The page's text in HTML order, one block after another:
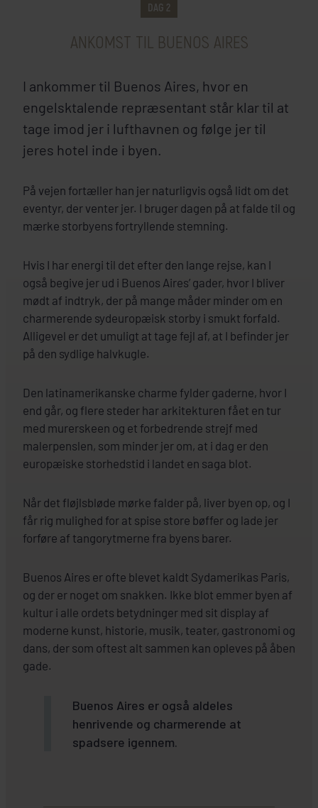
Hotel Pulitzer Buenos Aires
DAG 2
ANKOMST TIL BUENOS AIRES
I ankommer til Buenos Aires, hvor en
engelsktalende repræsentant står klar til at
tage imod jer i lufthavnen og følge jer til
jeres hotel inde i byen.
På vejen fortæller han jer naturligvis også lidt om det
eventyr, der venter jer. I bruger dagen på at falde til og
mærke storbyens fortryllende stemning.
Hvis I har energi til det efter den lange rejse, kan I
også begive jer ud i Buenos Aires’ gader, hvor I bliver
mødt af indtryk, der på mange måder minder om en
charmerende sydeuropæisk storby i smukt forfald.
Alligevel er det umuligt at tage fejl af, at I befinder jer
på den sydlige halvkugle.
Den latinamerikanske charme fylder gaderne, hvor I
end går, og flere steder har arkitekturen fået en tur
med murerskeen og et forbedrende strejf med
malerpenslen, som minder jer om, at i dag er den
europæiske storhedstid i landet en saga blot.
Når det fløjlsbløde mørke falder på, liver byen op, og I
får rig mulighed for at spise store bøffer og lade jer
forføre af tangorytmerne fra byens barer.
Buenos Aires er ofte blevet kaldt Sydamerikas Paris,
og der er noget om snakken. Ikke blot emmer byen af
kultur i alle ordets betydninger med sit display af
moderne kunst, historie, musik, teater, gastronomi og
dans, der som oftest alt sammen kan opleves på åben
gade.
Buenos Aires er også aldeles
henrivende og charmerende at
spadsere igennem.